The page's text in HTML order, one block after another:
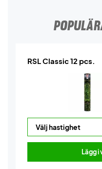
RSL Classic 12 pcs.
Lägg i